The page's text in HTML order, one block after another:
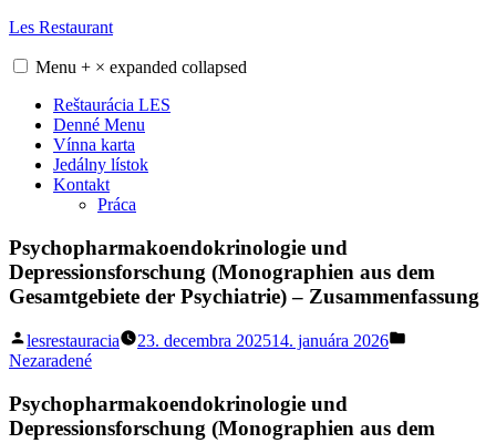
Skip
content
Les Restaurant
Menu + × expanded collapsed
Reštaurácia LES
Denné Menu
Vínna karta
Jedálny lístok
Kontakt
Práca
Psychopharmakoendokrinologie und
Depressionsforschung (Monographien aus dem
Gesamtgebiete der Psychiatrie) – Zusammenfassung
Posted
by
lesrestauracia 23. decembra 202514. januára 2026
Nezaradené
Psychopharmakoendokrinologie und
Depressionsforschung (Monographien aus dem